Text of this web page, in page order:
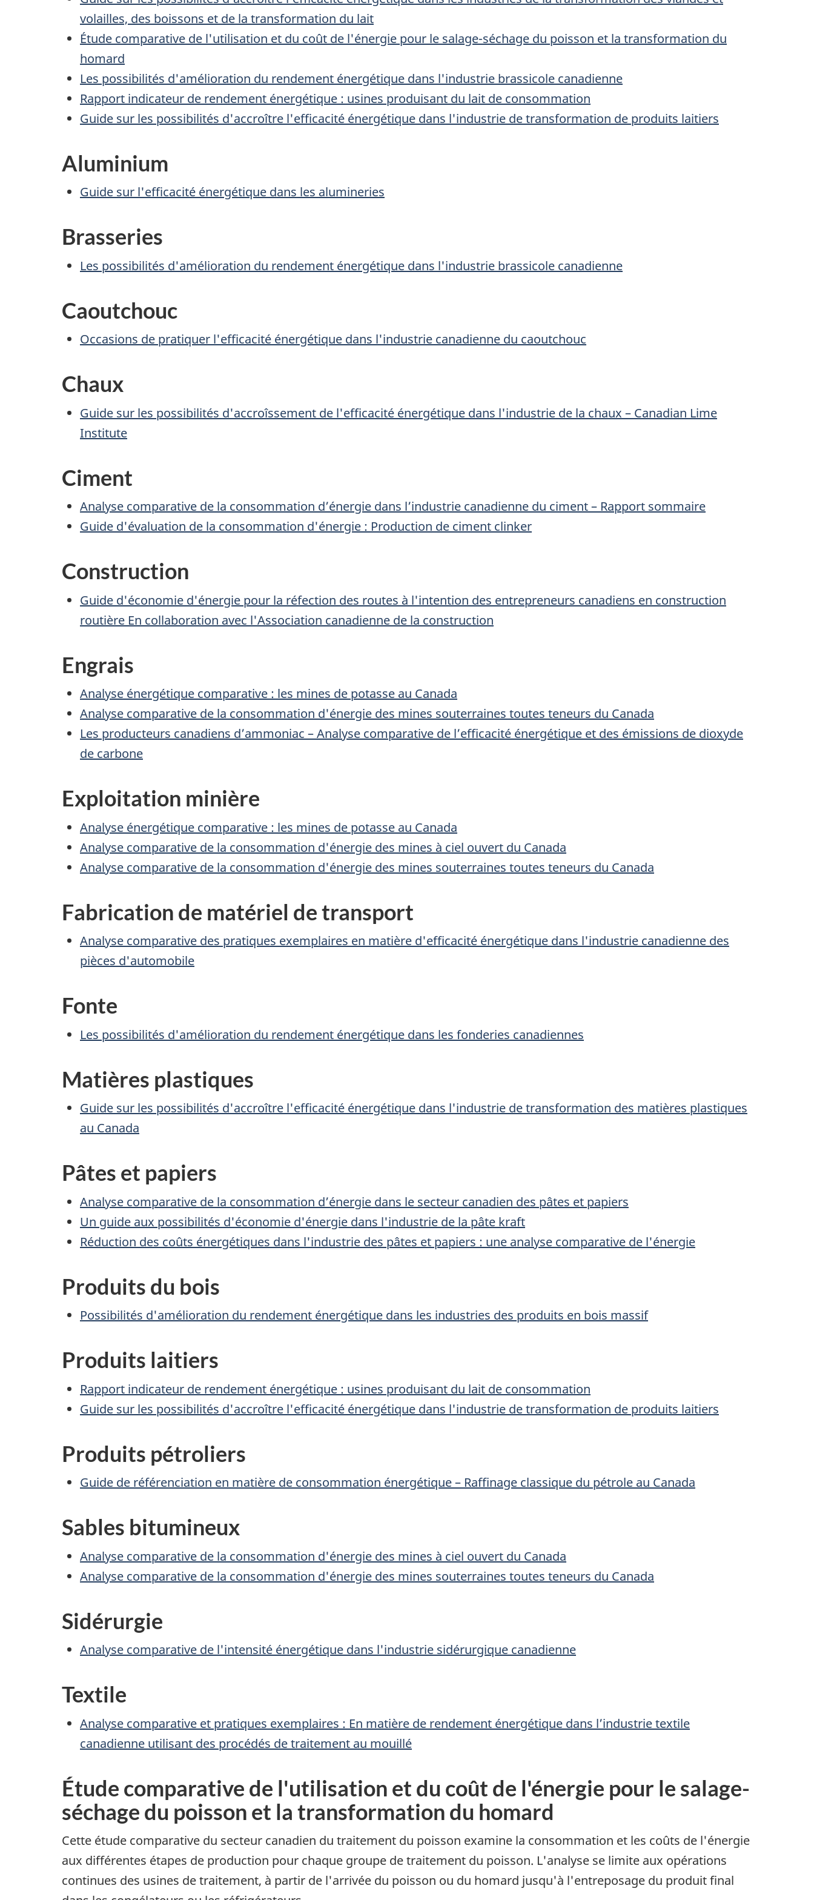
volailles, des boissons et de la transformation du lait
Étude comparative de l'utilisation et du coût de l'énergie pour le salage-séchage du poisson et la transformation du
homard
Les possibilités d'amélioration du rendement énergétique dans l'industrie brassicole canadienne
Rapport indicateur de rendement énergétique : usines produisant du lait de consommation
Guide sur les possibilités d'accroître l'efficacité énergétique dans l'industrie de transformation de produits laitiers
Aluminium
Guide sur l'efficacité énergétique dans les alumineries
Brasseries
Les possibilités d'amélioration du rendement énergétique dans l'industrie brassicole canadienne
Caoutchouc
Occasions de pratiquer l'efficacité énergétique dans l'industrie canadienne du caoutchouc
Chaux
Guide sur les possibilités d'accroîssement de l'efficacité énergétique dans l'industrie de la chaux – Canadian Lime
Institute
Ciment
Analyse comparative de la consommation d’énergie dans l’industrie canadienne du ciment – Rapport sommaire
Guide d'évaluation de la consommation d'énergie : Production de ciment clinker
Construction
Guide d'économie d'énergie pour la réfection des routes à l'intention des entrepreneurs canadiens en construction
routière En collaboration avec l'Association canadienne de la construction
Engrais
Analyse énergétique comparative : les mines de potasse au Canada
Analyse comparative de la consommation d'énergie des mines souterraines toutes teneurs du Canada
Les producteurs canadiens d’ammoniac – Analyse comparative de l’efficacité énergétique et des émissions de dioxyde
de carbone
Exploitation minière
Analyse énergétique comparative : les mines de potasse au Canada
Analyse comparative de la consommation d'énergie des mines à ciel ouvert du Canada
Analyse comparative de la consommation d'énergie des mines souterraines toutes teneurs du Canada
Fabrication de matériel de transport
Analyse comparative des pratiques exemplaires en matière d'efficacité énergétique dans l'industrie canadienne des
pièces d'automobile
Fonte
Les possibilités d'amélioration du rendement énergétique dans les fonderies canadiennes
Matières plastiques
Guide sur les possibilités d'accroître l'efficacité énergétique dans l'industrie de transformation des matières plastiques
au Canada
Pâtes et papiers
Analyse comparative de la consommation d’énergie dans le secteur canadien des pâtes et papiers
Un guide aux possibilités d'économie d'énergie dans l'industrie de la pâte kraft
Réduction des coûts énergétiques dans l'industrie des pâtes et papiers : une analyse comparative de l'énergie
Produits du bois
Possibilités d'amélioration du rendement énergétique dans les industries des produits en bois massif
Produits laitiers
Rapport indicateur de rendement énergétique : usines produisant du lait de consommation
Guide sur les possibilités d'accroître l'efficacité énergétique dans l'industrie de transformation de produits laitiers
Produits pétroliers
Guide de référenciation en matière de consommation énergétique – Raffinage classique du pétrole au Canada
Sables bitumineux
Analyse comparative de la consommation d'énergie des mines à ciel ouvert du Canada
Analyse comparative de la consommation d'énergie des mines souterraines toutes teneurs du Canada
Sidérurgie
Analyse comparative de l'intensité énergétique dans l'industrie sidérurgique canadienne
Textile
Analyse comparative et pratiques exemplaires : En matière de rendement énergétique dans l’industrie textile
canadienne utilisant des procédés de traitement au mouillé
Étude comparative de l'utilisation et du coût de l'énergie pour le salage-
séchage du poisson et la transformation du homard
Cette étude comparative du secteur canadien du traitement du poisson examine la consommation et les coûts de l'énergie
aux différentes étapes de production pour chaque groupe de traitement du poisson. L'analyse se limite aux opérations
continues des usines de traitement, à partir de l'arrivée du poisson ou du homard jusqu'à l'entreposage du produit final